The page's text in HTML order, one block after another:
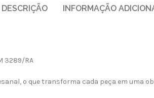
DESCRIÇÃO INFORMAÇÃO
3289/RA
o que transforma cada peça em uma